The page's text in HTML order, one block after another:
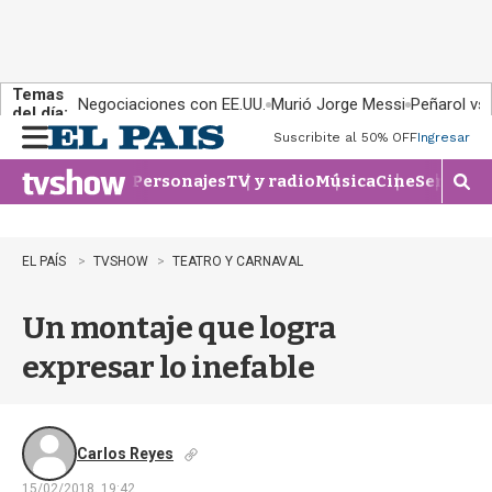
Temas
del día: Negociaciones con EE.UU. Murió Jorge Messi Peñarol
n
u
Suscribite al 50% OFFIngresar
PersonajesTV y radioMúsicaCineSeries
M
o
EL PAÍS TVSHOW TEATRO Y CARNAVAL
Un montaje que logra
expresar lo inefable
Carlos Reyes
15/02/2018, 19:42